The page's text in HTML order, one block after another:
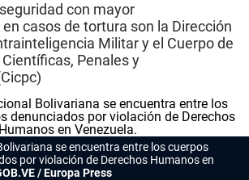
con mayor
casos de tortura son la Dirección
Militar y el Cuerpo de
Penales y
se encuentra entre los cuerpos
por violación de Derechos Humanos en
/ Europa Press